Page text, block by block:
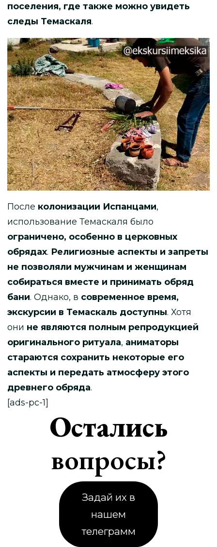
поселения, где также можно увидеть
следы Темаскаля.
После колонизации Испанцами,
использование Темаскаля было
ограничено, особенно в церковных
обрядах. Религиозные аспекты и запреты
не позволяли мужчинам и женщинам
собираться вместе и принимать обряд
бани. Однако, в современное время,
экскурсии в Темаскаль доступны. Хотя
они не являются полным репродукцией
оригинального ритуала, аниматоры
стараются сохранить некоторые его
аспекты и передать атмосферу этого
древнего обряда.
[ads-pc-1]
Остались
вопросы?
Задай их в
нашем
телеграмм